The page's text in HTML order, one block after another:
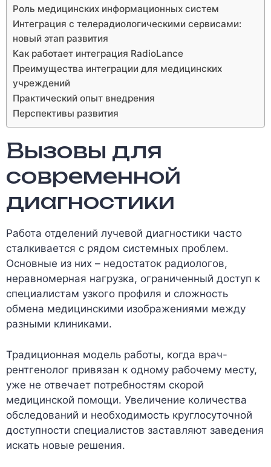
Роль медицинских информационных систем
Интеграция с телерадиологическими сервисами:
новый этап развития
Как работает интеграция RadioLance
Преимущества интеграции для медицинских
учреждений
Практический опыт внедрения
Перспективы развития
Вызовы для
современной
диагностики
Работа отделений лучевой диагностики часто
сталкивается с рядом системных проблем.
Основные из них – недостаток радиологов,
неравномерная нагрузка, ограниченный доступ к
специалистам узкого профиля и сложность
обмена медицинскими изображениями между
разными клиниками.
Традиционная модель работы, когда врач-
рентгенолог привязан к одному рабочему месту,
уже не отвечает потребностям скорой
медицинской помощи. Увеличение количества
обследований и необходимость круглосуточной
доступности специалистов заставляют заведения
искать новые решения.